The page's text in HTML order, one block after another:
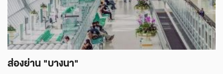
ส่องย่าน "บางนา"